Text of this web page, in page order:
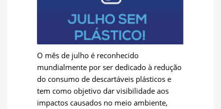
O mês de julho é reconhecido
mundialmente por ser dedicado à redução
do consumo de descartáveis plásticos e
tem como objetivo dar visibilidade aos
impactos causados no meio ambiente,